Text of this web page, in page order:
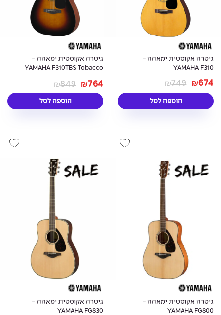
גיטרה אקוסטית ימאהה -
YAMAHA F310
₪749 ₪674
הוספה לסל
גיטרה אקוסטית ימאהה -
YAMAHA F310TBS Tobacco
₪849 ₪764
הוספה לסל
גיטרה אקוסטית ימאהה -
YAMAHA FG800
גיטרה אקוסטית ימאהה -
YAMAHA FG830